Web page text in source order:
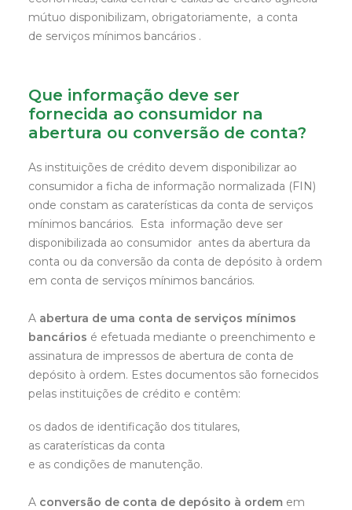
mútuo disponibilizam, obrigatoriamente, a conta
de serviços mínimos bancários .
Que informação deve ser
fornecida ao consumidor na
abertura ou conversão de conta?
As instituições de crédito devem disponibilizar ao
consumidor a ficha de informação normalizada (FIN)
onde constam as caraterísticas da conta de serviços
mínimos bancários. Esta informação deve ser
disponibilizada ao consumidor antes da abertura da
conta ou da conversão da conta de depósito à ordem
em conta de serviços mínimos bancários.
A abertura de uma conta de serviços mínimos
bancários é efetuada mediante o preenchimento e
assinatura de impressos de abertura de conta de
depósito à ordem. Estes documentos são fornecidos
pelas instituições de crédito e contêm:
os dados de identificação dos titulares,
as caraterísticas da conta
e as condições de manutenção.
A conversão de conta de depósito à ordem em